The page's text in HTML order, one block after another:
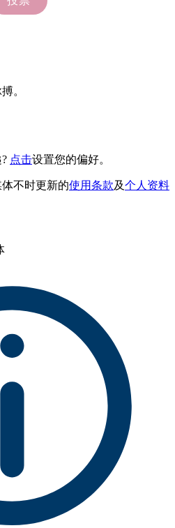
。
点击设置您的偏好。
不时更新的使用条款及个人资料